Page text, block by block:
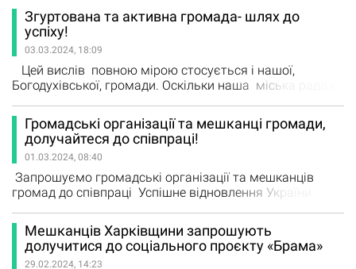
поводження з відходами – «Відходи чи доходи»
(Здійснюється в рамках реалізації грантової діяльності
за фінансування Агентства США з міжнародного
розвитку (USAID) «Громада – влада: діалог,…
Згуртована та активна громада- шлях до
успіху!
03.03.2024, 18:09
Цей вислів повною мірою стосується і нашої,
Богодухівської, громади. Оскільки наша міська рада є
редакція газети «МАЯК» дізналася з перших уст- від
Богодухівського міського голови Володимира
БЄЛОГО. Отож, у Богодухівській громаді реалізуються
такі ініціативи… …
Громадські організації та мешканці громади,
долучайтеся до співпраці!
01.03.2024, 08:40
Запрошуємо громадські організації та мешканців
громад до співпраці Успішне відновлення України
мешканців громад, які прагнуть долучитися до цього
процесу. Щонайменше 80% громадських і благодійних
організацій готові підтримувати ініціативи з відбудови
Мешканців Харківщини запрошують
долучитися до соціального проєкту «Брама»
29.02.2024, 14:23